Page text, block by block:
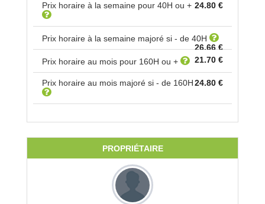
Prix horaire à la semaine pour 40H ou + 24.80 €
Prix horaire à la semaine majoré si - de 40H
26.66 €
Prix horaire au mois pour 160H ou + 21.70 €
Prix horaire au mois majoré si - de 160H24.80 €
PROPRIÉTAIRE